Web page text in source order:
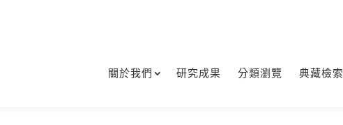
關於我們 研究成果 分類瀏覽 典藏檢索